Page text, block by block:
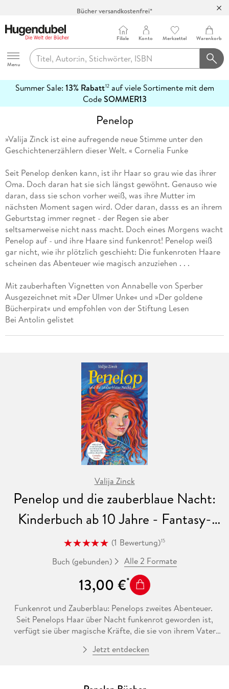
Bücher versandkostenfrei*
Abholung in über 100 Filialen
Hugendubel
Menu
Filiale Konto Merkzettel Warenkorb
Summer Sale: 13% Rabatt12auf viele Sortimente mit dem
CodeSOMMER13
erfahren
Penelop
»Valija Zinck ist eine aufregende neue Stimme unter den
Geschichtenerzählern dieser Welt. « Cornelia Funke
Seit Penelop denken kann, ist ihr Haar so grau wie das ihrer
Oma. Doch daran hat sie sich längst gewöhnt. Genauso wie
daran, dass sie schon vorher weiß, was ihre Mutter im
nächsten Moment sagen wird. Oder daran, dasss es an ihrem
Geburtstag immer regnet - der Regen sie aber
seltsamerweise nicht nass macht. Doch eines Morgens wacht
Penelop auf - und ihre Haare sind funkenrot! Penelop weiß
gar nicht, wie ihr plötzlich geschieht: Die funkenroten Haare
scheinen das Abenteuer wie magisch anzuziehen . . .
Mit zauberhaften Vignetten von Annabelle von Sperber
Ausgezeichnet mit »Der Ulmer Unke« und »Der goldene
Bücherpirat« und empfohlen von der Stiftung Lesen
Bei Antolin gelistet
Valija Zinck
Penelop und die zauberblaue Nacht:
Kinderbuch ab 10 Jahre - Fantasy-
Buch für Mädchen und Jungen
(1 Bewertung)15
Buch (gebunden) Alle 2 Formate
13,00 €
Funkenrot und Zauberblau: Penelops zweites Abenteuer.
Seit Penelops Haar über Nacht funkenrot geworden ist,
verfügt sie über magische Kräfte, die sie von ihrem Vater
sprechen - und sogar fliegen! Nachdem sie in ihrem ersten
Jetzt entdecken